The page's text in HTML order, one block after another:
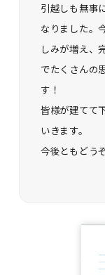
引越しも無事
なりました。
しみが増え、
でたくさんの
す！
皆様が建てて
いきます。
今後ともどう